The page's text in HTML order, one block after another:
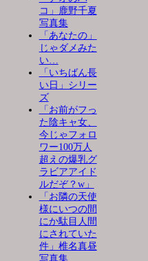
コ」鹿野千夏
写真集
「あなたの」
じゃダメみた
い…
「いちばん長
い日」シリー
ズ
「お前がフっ
た陰キャ女、
今じゃフォロ
ワー100万人
超えの爆乳グ
ラビアアイド
ルだぞ？w」
「お隣の天使
様にいつの間
にか駄目人間
にされていた
件」椎名真昼
写真集